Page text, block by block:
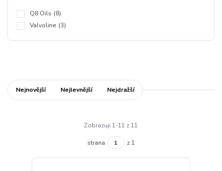
Q8 Oils (8)
Valvoline (3)
Nejnovější Nejlevnější Nejdražší
Zobrazuji 1-11 z 11
strana z 1